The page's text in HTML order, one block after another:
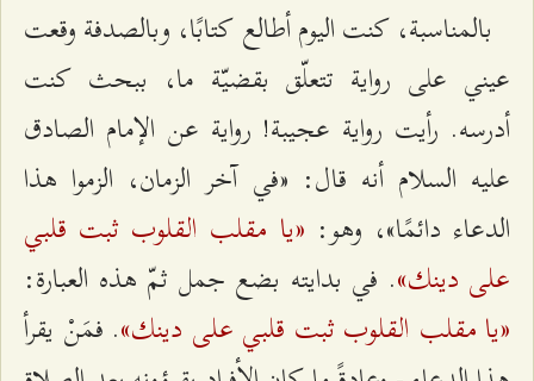
بالمناسبة، كنت اليوم أطالع كتابًا، وبالصدفة وقعت
عيني على رواية تتعلّق بقضيّة ما، ببحث كنت
أدرسه. رأيت رواية عجيبة! رواية عن الإمام الصادق
عليه السلام أنه قال: «في آخر الزمان، الزموا هذا
الدعاء دائمًا»، وهو: «يا مقلب القلوب ثبت قلبي
على دينك». في بدايته بضع جمل ثمّ هذه العبارة:
«يا مقلب القلوب ثبت قلبي على دينك». فمَنْ يقرأ